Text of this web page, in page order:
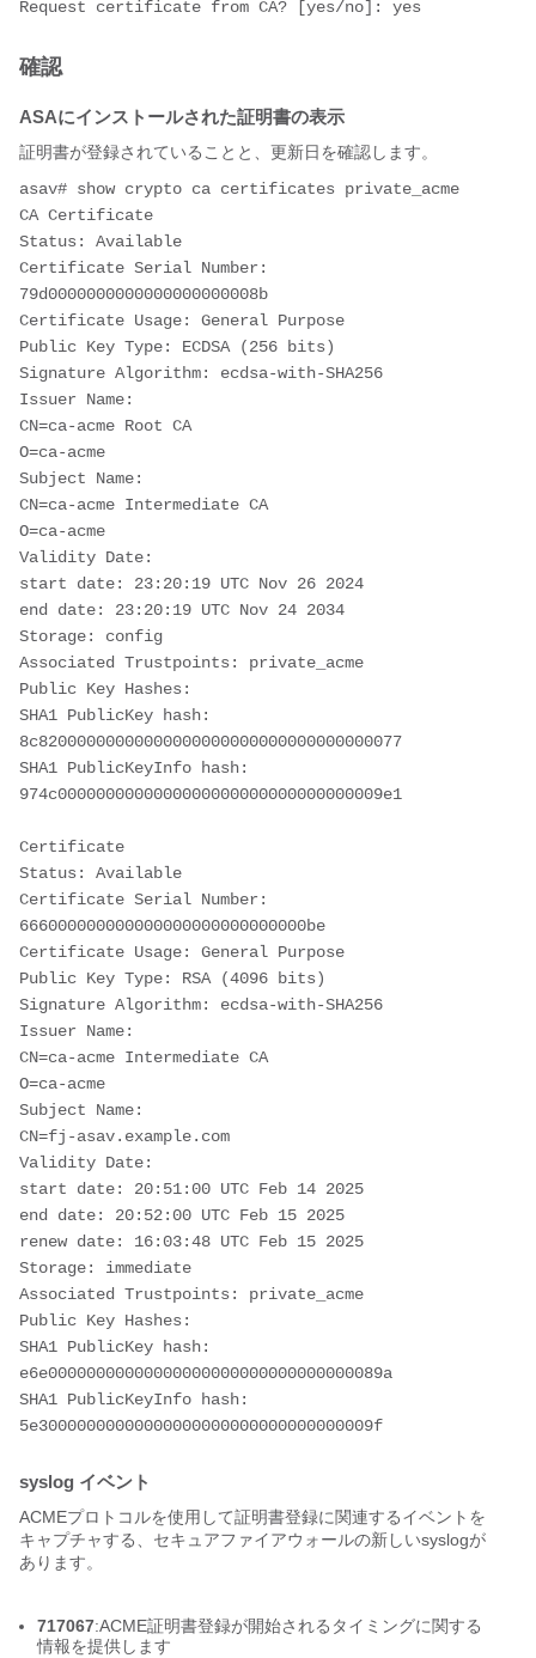
Request certificate from CA? [yes/no]: yes
確認
ASAにインストールされた証明書の表示
証明書が登録されていることと、更新日を確認します。
asav# show crypto ca certificates private_acme
CA Certificate
Status: Available
Certificate Serial Number:
79d0000000000000000000008b
Certificate Usage: General Purpose
Public Key Type: ECDSA (256 bits)
Signature Algorithm: ecdsa-with-SHA256
Issuer Name:
CN=ca-acme Root CA
O=ca-acme
Subject Name:
CN=ca-acme Intermediate CA
O=ca-acme
Validity Date:
start date: 23:20:19 UTC Nov 26 2024
end date: 23:20:19 UTC Nov 24 2034
Storage: config
Associated Trustpoints: private_acme
Public Key Hashes:
SHA1 PublicKey hash:
8c82000000000000000000000000000000000077
SHA1 PublicKeyInfo hash:
974c0000000000000000000000000000000009e1
Certificate
Status: Available
Certificate Serial Number:
666000000000000000000000000000be
Certificate Usage: General Purpose
Public Key Type: RSA (4096 bits)
Signature Algorithm: ecdsa-with-SHA256
Issuer Name:
CN=ca-acme Intermediate CA
O=ca-acme
Subject Name:
CN=fj-asav.example.com
Validity Date:
start date: 20:51:00 UTC Feb 14 2025
end date: 20:52:00 UTC Feb 15 2025
renew date: 16:03:48 UTC Feb 15 2025
Storage: immediate
Associated Trustpoints: private_acme
Public Key Hashes:
SHA1 PublicKey hash:
e6e00000000000000000000000000000000089a
SHA1 PublicKeyInfo hash:
5e30000000000000000000000000000000009f
syslog イベント
ACMEプロトコルを使用して証明書登録に関連するイベントを
キャプチャする、セキュアファイアウォールの新しいsyslogが
あります。
717067:ACME証明書登録が開始されるタイミングに関する
情報を提供します